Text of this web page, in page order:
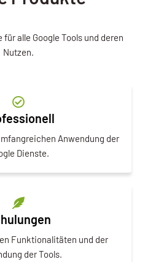
alle Google Tools und deren
Nutzen.
Anwendung der
Dienste.
Funktionalitäten und der
der Tools.